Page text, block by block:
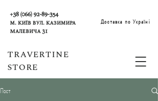
TRAVERTINE
STORE
+38 (066) 92-89-354
м. Київ вул. Казимира
Малевича 31
Доставка по Україні
Пост